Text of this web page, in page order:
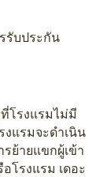
รับประกัน
โรงแรมไม่มี
แรมจะดำเนิน
ย้ายแขกผู้เข้า
โรงแรม เดอะ